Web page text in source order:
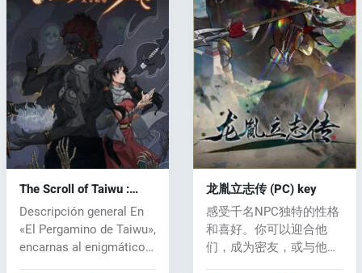
The Scroll of Taiwu :
Beyond The Dome (PC)
key
Descripción general En
«El Pergamino de Taiwu»,
encarnas al enigmático
龙胤立志传 (PC) key
感受千名NPC独特的性格
和喜好。你可以迎合他
们，成为密友，或与他们